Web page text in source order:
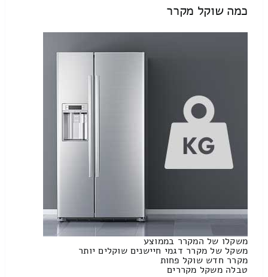
כמה שוקל מקרר
משקלו של המקרר בממוצע
משקל של מקרר דגמי חיישנים שוקלים יותר
מקרר חדש שוקל פחות
טבלה משקל מקררים